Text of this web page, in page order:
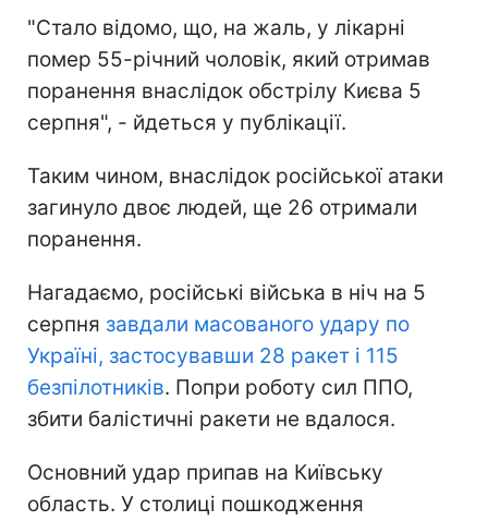
"Стало відомо, що, на жаль, у лікарні
помер 55-річний чоловік, який отримав
поранення внаслідок обстрілу Києва 5
серпня", - йдеться у публікації.
Таким чином, внаслідок російської атаки
загинуло двоє людей, ще 26 отримали
поранення.
Нагадаємо, російські війська в ніч на 5
серпня завдали масованого удару по
Україні, застосувавши 28 ракет і 115
безпілотників. Попри роботу сил ППО,
збити балістичні ракети не вдалося.
Основний удар припав на Київську
область. У столиці пошкодження